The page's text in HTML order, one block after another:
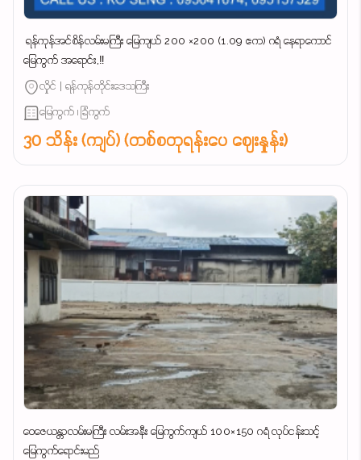
‌ ရန်ကုန်အင်စိန်လမ်းမကြီး မြေကျယ် 200 ×200 (1.09 ဧက) ဂရံ နေရာကောင်
မြေကွက် အရောင်း,‼️
လှိုင် | ရန်ကုန်တိုင်းဒေသကြီး
မြေကွက် ၊ ခြံကွက်
30 သိန်း (ကျပ်) (တစ်စတုရန်းပေ ဈေးနှုန်း)
ဝေဇေယန္တာလမ်းမကြီး လမ်းအနီး မြေကွက်ကျယ် 100×150 ဂရံ လုပ်ငန်းသင့်
မြေကွက်ရောင်းမည်